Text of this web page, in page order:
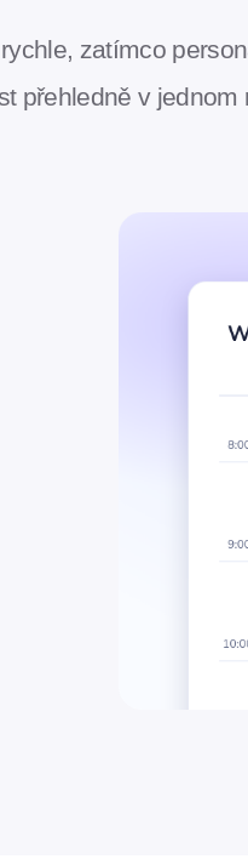
zatímco
přehledně v jednom